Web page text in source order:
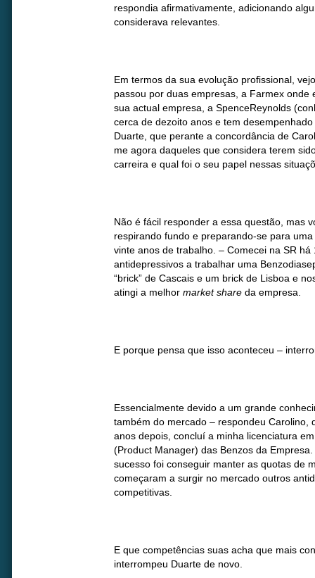
respondia afirmativamente, adicionando
considerava relevantes.
Em termos da sua evolução profissional,
passou por duas empresas, a Farmex onde
sua actual empresa, a SpenceReynolds
cerca de dezoito anos e tem
Duarte, que perante a concordância de
me agora daqueles que considera terem
carreira e qual foi o seu papel nessas
Não é fácil responder a essa questão, mas
respirando fundo e preparando-se para
vinte anos de trabalho. – Comecei na SR há
antidepressivos a trabalhar uma
“brick” de Cascais e um brick de Lisboa e
atingi a melhor market share da empresa.
E porque pensa que isso aconteceu –
Essencialmente devido a um grande
também do mercado – respondeu Carolino,
anos depois, concluí a minha licenciatura
(Product Manager) das Benzos da
sucesso foi conseguir manter as quotas de
começaram a surgir no mercado outros
competitivas.
E que competências suas acha que mais
interrompeu Duarte de novo.